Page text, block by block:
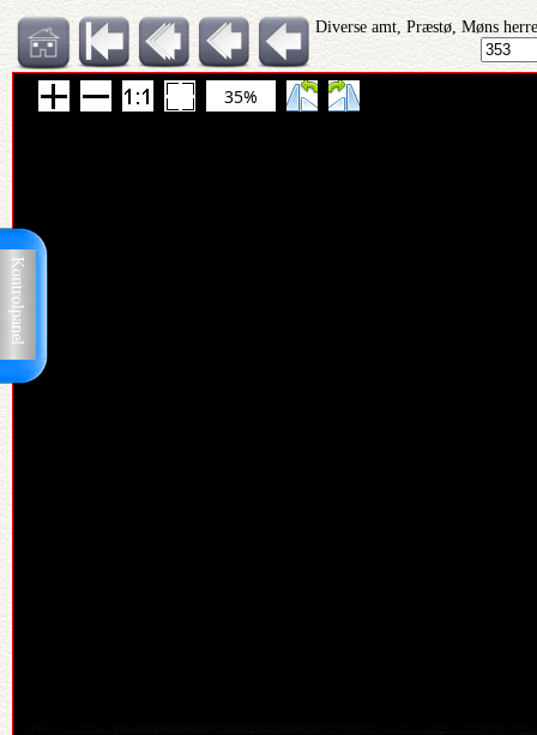
Kontrolpanel
Diverse amt, Præstø, Møns
35%